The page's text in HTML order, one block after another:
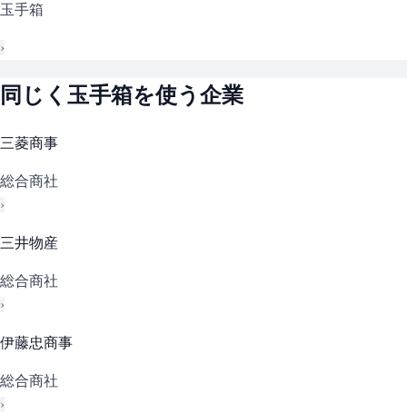
玉手箱
›
同じく 玉手箱を使う企業
三菱商事
総合商社
›
三井物産
総合商社
›
伊藤忠商事
総合商社
›